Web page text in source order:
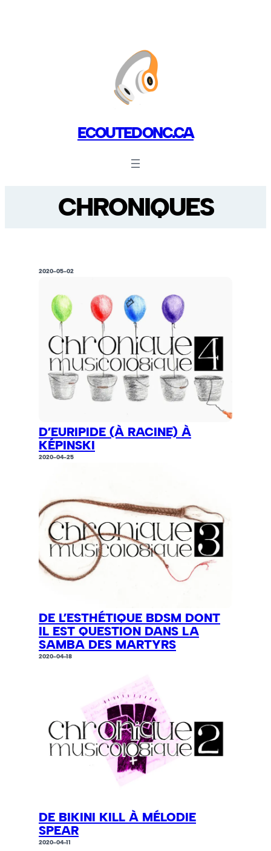
ECOUTEDONC.CA
CHRONIQUES
2020-05-02
D’EURIPIDE (À RACINE) À
KÉPINSKI
2020-04-25
DE L’ESTHÉTIQUE BDSM DONT
IL EST QUESTION DANS LA
SAMBA DES MARTYRS
2020-04-18
DE BIKINI KILL À MÉLODIE
SPEAR
2020-04-11